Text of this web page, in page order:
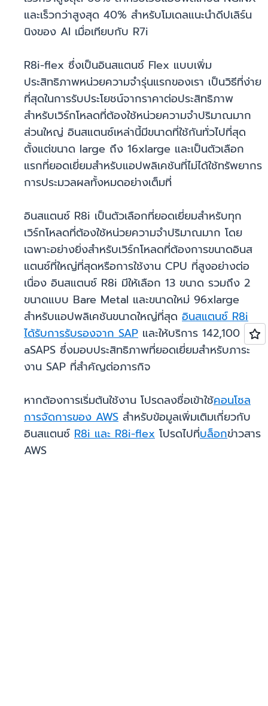
และเร็วกว่าสูงสุด 40% สำหรับโมเดลแนะนำดีปเลิร์น
นิงของ AI เมื่อเทียบกับ R7i
R8i-flex ซึ่งเป็นอินสแตนซ์ Flex แบบเพิ่ม
ประสิทธิภาพหน่วยความจำรุ่นแรกของเรา เป็นวิธีที่ง่าย
ที่สุดในการรับประโยชน์จากราคาต่อประสิทธิภาพ
สำหรับเวิร์กโหลดที่ต้องใช้หน่วยความจำปริมาณมาก
ส่วนใหญ่ อินสแตนซ์เหล่านี้มีขนาดที่ใช้กันทั่วไปที่สุด
ตั้งแต่ขนาด large ถึง 16xlarge และเป็นตัวเลือก
แรกที่ยอดเยี่ยมสำหรับแอปพลิเคชันที่ไม่ได้ใช้ทรัพยากร
การประมวลผลทั้งหมดอย่างเต็มที่
อินสแตนซ์ R8i เป็นตัวเลือกที่ยอดเยี่ยมสำหรับทุก
เวิร์กโหลดที่ต้องใช้หน่วยความจำปริมาณมาก โดย
เฉพาะอย่างยิ่งสำหรับเวิร์กโหลดที่ต้องการขนาดอินส
แตนซ์ที่ใหญ่ที่สุดหรือการใช้งาน CPU ที่สูงอย่างต่อ
เนื่อง อินสแตนซ์ R8i มีให้เลือก 13 ขนาด รวมถึง 2
ขนาดแบบ Bare Metal และขนาดใหม่ 96xlarge
สำหรับแอปพลิเคชันขนาดใหญ่ที่สุด อินสแตนซ์ R8i
ได้รับการรับรองจาก SAP และให้บริการ 142,100
aSAPS ซึ่งมอบประสิทธิภาพที่ยอดเยี่ยมสำหรับภาระ
งาน SAP ที่สำคัญต่อภารกิจ
หากต้องการเริ่มต้นใช้งาน โปรดลงชื่อเข้าใช้คอนโซล
การจัดการของ AWS สำหรับข้อมูลเพิ่มเติมเกี่ยวกับ
อินสแตนซ์ R8i และ R8i-flex โปรดไปที่บล็อกข่าวสาร
AWS